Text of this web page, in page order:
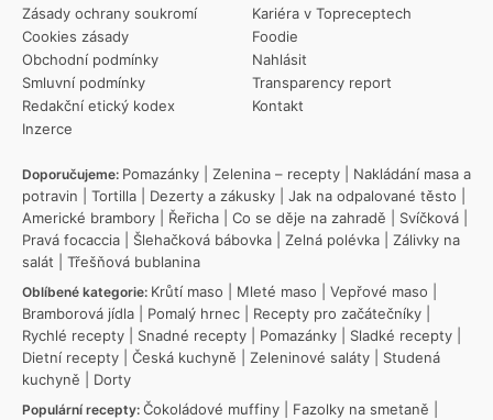
Zásady ochrany soukromí
Cookies zásady
Obchodní podmínky
Smluvní podmínky
Redakční etický kodex
Inzerce
Kariéra v Topreceptech
Foodie
Nahlásit
Transparency report
Kontakt
Doporučujeme: Pomazánky Zelenina – recepty
Nakládání masa a
potravin
Tortilla Dezerty a zákusky Jak na odpalované těsto
Americké brambory
Řeřicha Co se děje na zahradě Svíčková
Pravá focaccia
Šlehačková bábovka Zelná polévka
Zálivky na
salát
Třešňová bublanina
Oblíbené kategorie: Krůtí maso Mleté maso Vepřové maso
Bramborová jídla
Pomalý hrnec Recepty pro začátečníky
Rychlé recepty
Snadné recepty Pomazánky Sladké recepty
Dietní recepty
Česká kuchyně Zeleninové saláty
Studená
kuchyně
Dorty
Populární recepty: Čokoládové muffiny Fazolky na smetaně